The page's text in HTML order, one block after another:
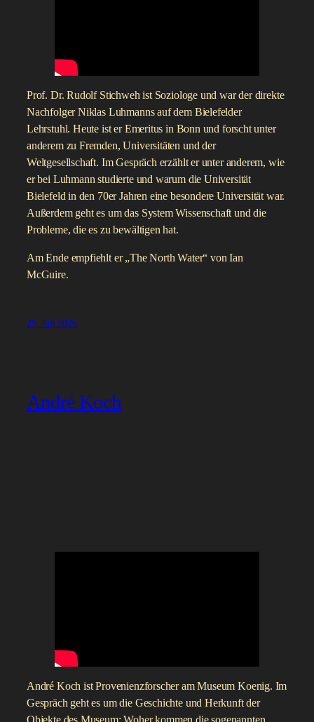
Prof. Dr. Rudolf Stichweh ist Soziologe und war der direkte
Nachfolger Niklas Luhmanns auf dem Bielefelder
Lehrstuhl. Heute ist er Emeritus in Bonn und forscht unter
anderem zu Fremden, Universitäten und der
Weltgesellschaft. Im Gespräch erzählt er unter anderem, wie
er bei Luhmann studierte und warum die Universität
Bielefeld in den 70er Jahren eine besondere Universität war.
Außerdem geht es um das System Wissenschaft und die
Probleme, die es zu bewältigen hat.
Am Ende empfiehlt er „The North Water“ von Ian
McGuire.
25. Juli 2026
André Koch
André Koch ist Provenienzforscher am Museum Koenig. Im
Gespräch geht es um die Geschichte und Herkunft der